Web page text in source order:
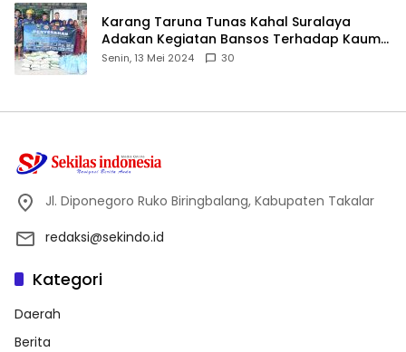
Karang Taruna Tunas Kahal Suralaya
Adakan Kegiatan Bansos Terhadap Kaum
Dhuafa dan Anak Yatim-Piatu
Senin, 13 Mei 2024 30
Jl. Diponegoro Ruko Biringbalang, Kabupaten Takalar
redaksi@sekindo.id
Kategori
Daerah
Berita